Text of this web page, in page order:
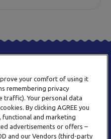
92
your comfort of using it
remembering privacy
traffic). Your personal data
By clicking AGREE you
functional and marketing
advertisements or offers –
and our Vendors (third-party